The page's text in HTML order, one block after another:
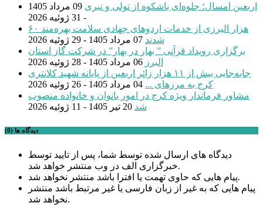
اربعین امسال؛ جلوه‌ای باشکوه از تولی و تبری
09 مرداد 1405
- 31 ژوئیه 2026
۶۰ هزار البرزی از خدمات اردوهای جهادی سلامت بهره‌مند
شدند 07 مرداد 1405 - 29 ژوئیه 2026
برگزاری رویداد قرآنی ” بهار در بهار” در شرکت گاز استان
البرز 06 مرداد 1405 - 28 ژوئیه 2026
جابه‌جایی بیش از ۱۱ هزار زائر اربعین از پایانه شهید کلانتری
کرج به مرزهای ... 04 مرداد 1405 - 26 ژوئیه 2026
مشاور فرماندار ویژه کرج در امور بانوان و خانواده منصوب
شد 20 تیر 1405 - 11 ژوئیه 2026
دیدگاه ها (0)
دیدگاه های ارسال شده توسط شما، پس از تایید توسط
خبرگزاری الف در وب منتشر خواهد شد.
پیام هایی که حاوی تهمت یا افترا باشد منتشر نخواهد شد.
پیام هایی که به غیر از زبان فارسی یا غیر مرتبط باشد منتشر
نخواهد شد.